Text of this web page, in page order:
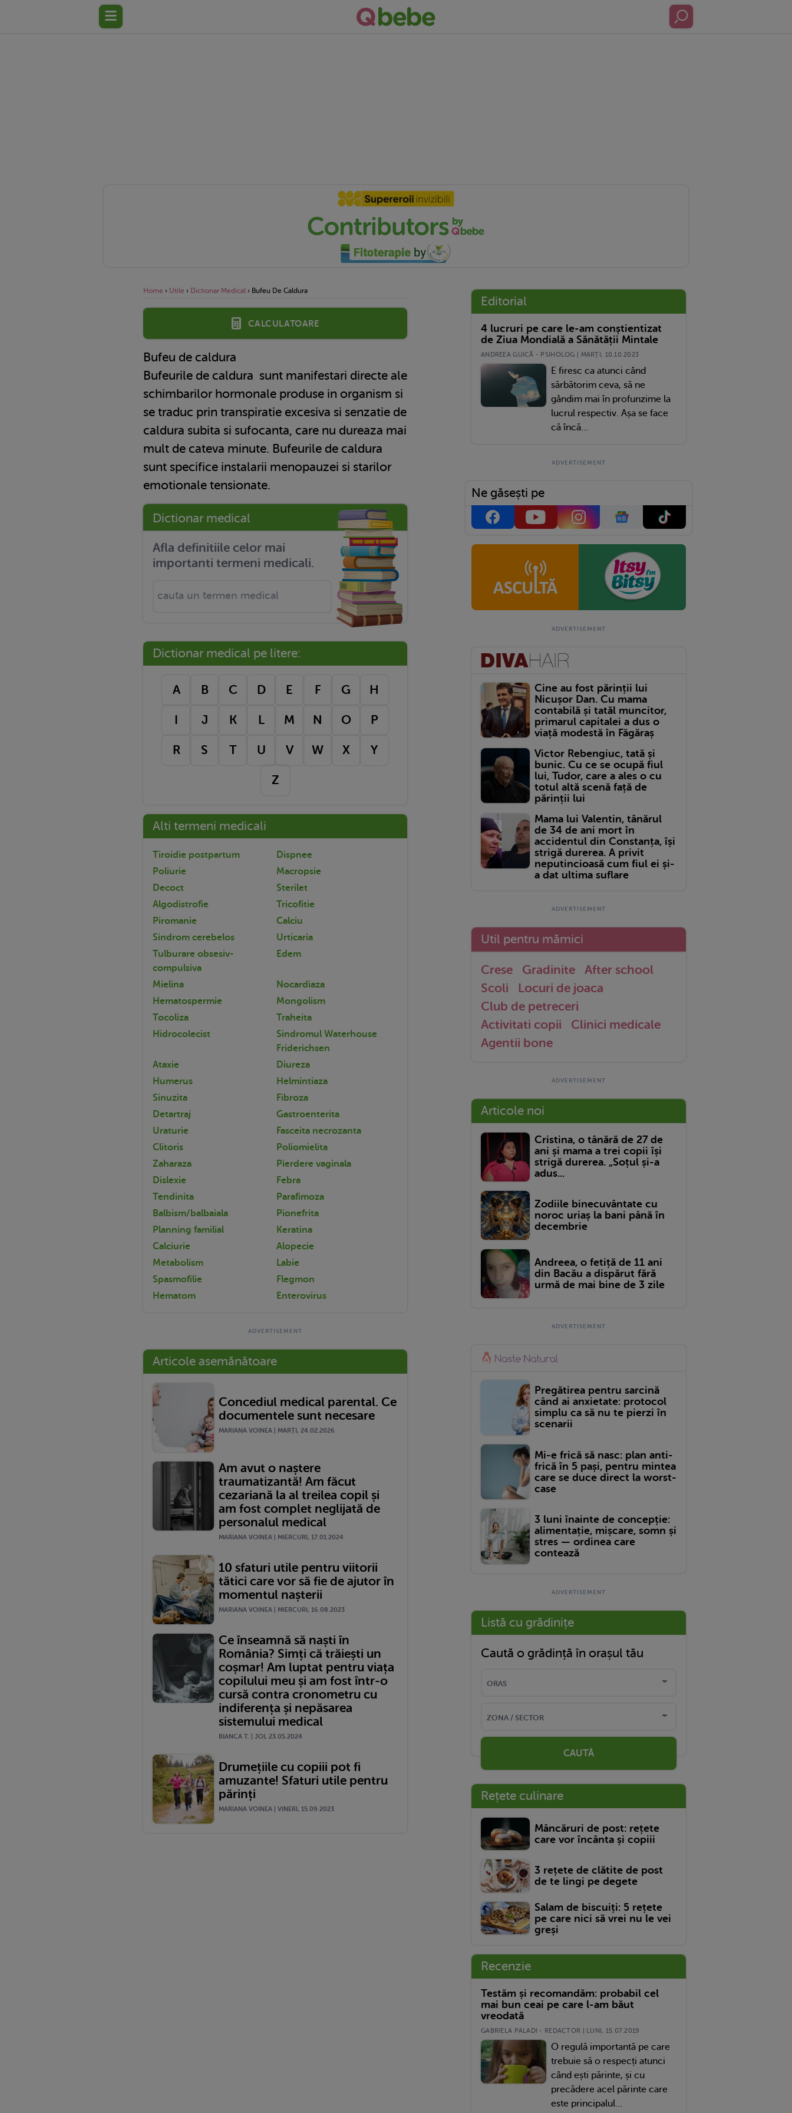
Home › Utile › Dictionar Medical › Bufeu De Caldura
Calculatoare
Bufeu de caldura
Bufeurile de caldura sunt manifestari directe ale
schimbarilor hormonale produse in organism si
se traduc prin transpiratie excesiva si senzatie de
caldura subita si sufocanta, care nu dureaza mai
mult de cateva minute. Bufeurile de caldura
sunt specifice instalarii menopauzei si starilor
emotionale tensionate.
Dictionar medical
Afla definitiile celor mai
importanti termeni medicali.
Dictionar medical pe litere:
A B C D E F G H
I J K L M N O P
R S T U V W X Y
Z
Alti termeni medicali
Tiroidie postpartum
Dispnee
Poliurie
Macropsie
Decoct
Sterilet
Algodistrofie
Tricofitie
Piromanie
Calciu
Sindrom cerebelos
Urticaria
Tulburare obsesiv-
compulsiva
Edem
Mielina
Nocardiaza
Hematospermie
Mongolism
Tocoliza
Traheita
Hidrocolecist
Sindromul Waterhouse
Friderichsen
Ataxie
Diureza
Humerus
Helmintiaza
Sinuzita
Fibroza
Detartraj
Gastroenterita
Uraturie
Fasceita necrozanta
Clitoris
Poliomielita
Zaharaza
Pierdere vaginala
Dislexie
Febra
Tendinita
Parafimoza
Balbism/balbaiala
Pionefrita
Planning familial
Keratina
Calciurie
Alopecie
Metabolism
Labie
Spasmofilie
Flegmon
Hematom
Enterovirus
Articole asemănătoare
Concediul medical parental. Ce
documentele sunt necesare
MARIANA VOINEA | MARŢI, 24.02.2026
Am avut o naștere
traumatizantă! Am făcut
cezariană la al treilea copil și
am fost complet neglijată de
personalul medical
MARIANA VOINEA | MIERCURI, 17.01.2024
10 sfaturi utile pentru viitorii
tătici care vor să fie de ajutor în
momentul nașterii
MARIANA VOINEA | MIERCURI, 16.08.2023
Ce înseamnă să naști în
România? Simți că trăiești un
coșmar! Am luptat pentru viața
copilului meu și am fost într-o
cursă contra cronometru cu
indiferența și nepăsarea
sistemului medical
BIANCA T. | JOI, 23.05.2024
Drumețiile cu copiii pot fi
amuzante! Sfaturi utile pentru
părinți
MARIANA VOINEA | VINERI, 15.09.2023
Editorial
4 lucruri pe care le-am conștientizat
de Ziua Mondială a Sănătății Mintale
ANDREEA GUICĂ - PSIHOLOG | MARŢI, 10.10.2023
E firesc ca atunci când
sărbătorim ceva, să ne
gândim mai în profunzime la
lucrul respectiv. Așa se face
că încă...
Ne găsești pe
Cine au fost părinții lui
Nicușor Dan. Cu mama
contabilă și tatăl muncitor,
primarul capitalei a dus o
viață modestă în Făgăraș
Victor Rebengiuc, tată și
bunic. Cu ce se ocupă fiul
lui, Tudor, care a ales o cu
totul altă scenă față de
părinții lui
Mama lui Valentin, tânărul
de 34 de ani mort în
accidentul din Constanța, își
strigă durerea. A privit
neputincioasă cum fiul ei și-
a dat ultima suflare
Util pentru mămici
Crese Gradinite
After school
Scoli
Locuri de joaca
Club de petreceri
Activitati copii
Clinici medicale
Agentii bone
Articole noi
Cristina, o tânără de 27 de
ani și mama a trei copii își
strigă durerea. „Soțul și-a
adus...
Zodiile binecuvântate cu
noroc uriaș la bani până în
decembrie
Andreea, o fetiță de 11 ani
din Bacău a dispărut fără
urmă de mai bine de 3 zile
Pregătirea pentru sarcină
când ai anxietate: protocol
simplu ca să nu te pierzi în
scenarii
Mi-e frică să nasc: plan anti-
frică în 5 pași, pentru mintea
care se duce direct la worst-
case
3 luni înainte de concepție:
alimentație, mișcare, somn și
stres — ordinea care
contează
Listă cu grădinițe
Caută o grădință în orașul tău
CAUTĂ
Rețete culinare
Mâncăruri de post: rețete
care vor încânta și copiii
3 rețete de clătite de post
de te lingi pe degete
Salam de biscuiți: 5 rețete
pe care nici să vrei nu le vei
greși
Recenzie
Testăm și recomandăm: probabil cel
mai bun ceai pe care l-am băut
vreodată
GABRIELA PALADI - REDACTOR | LUNI, 15.07.2019
O regulă importantă pe care
trebuie să o respecți atunci
când ești părinte, și cu
precădere acel părinte care
este principalul...